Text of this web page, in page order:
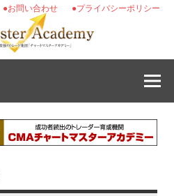
●プライバシーポリシー
●お問い合わせ